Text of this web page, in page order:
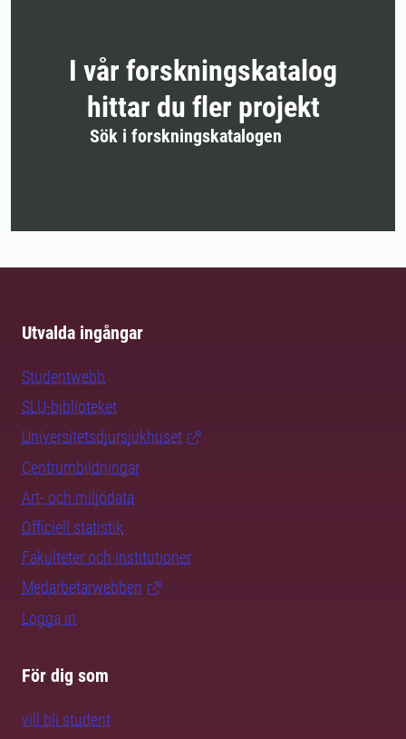
I vår forskningskatalog
hittar du fler projekt
Sök i forskningskatalogen
Utvalda ingångar
Studentwebb
SLU-biblioteket
Universitetsdjursjukhuset
Centrumbildningar
Art- och miljödata
Officiell statistik
Fakulteter och institutioner
Medarbetarwebben
Logga in
För dig som
vill bli student